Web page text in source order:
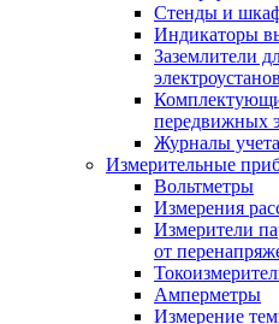
Стенды и
Индикаторы
Заземлители
передвижных
Журналы
Измерительные
Вольтметры
Измерения
Измерители
от
Амперметры
Измерение